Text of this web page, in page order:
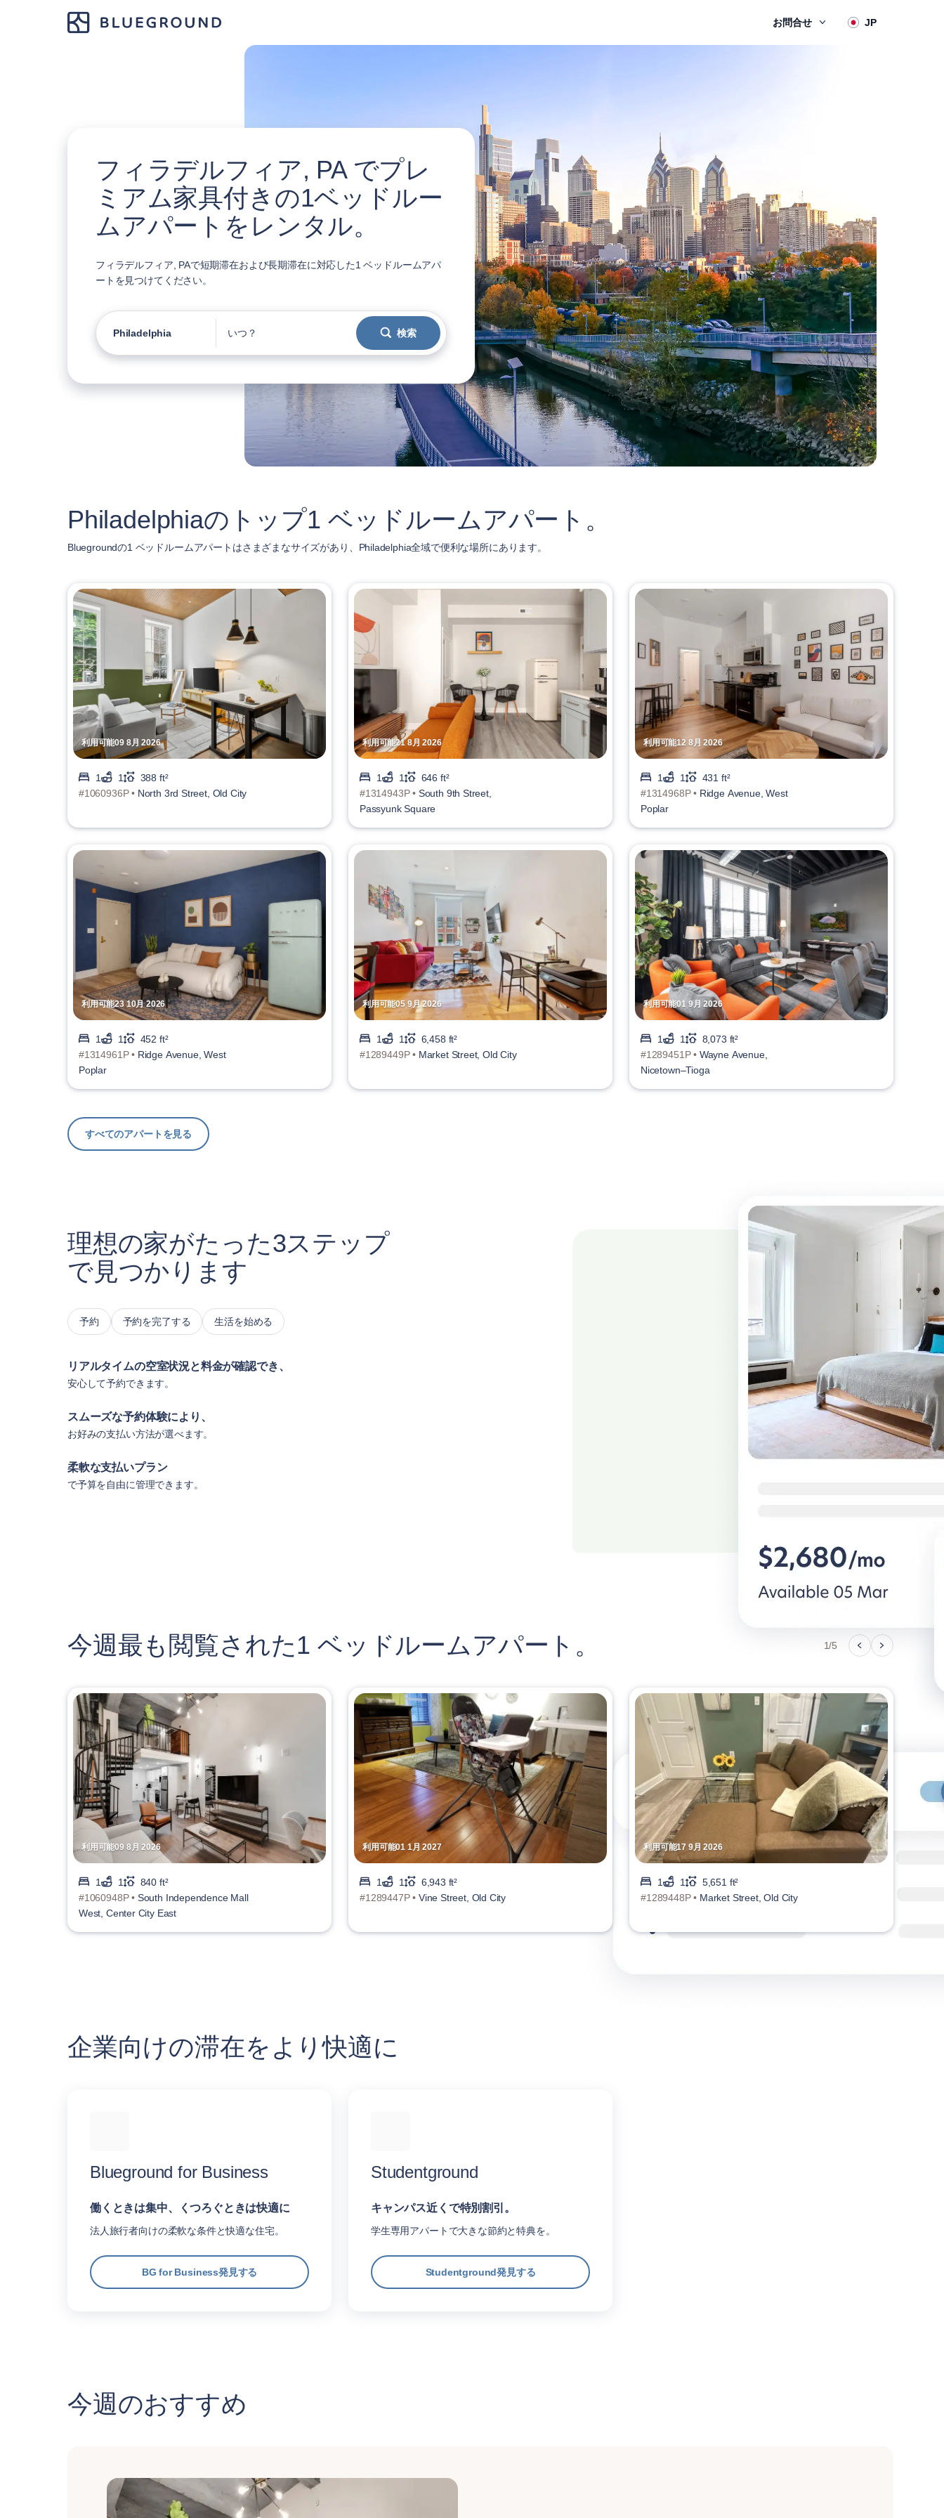
お問合せ JP
フィラデルフィア, PA でプレ
ミアム家具付きの1ベッドルー
ムアパートをレンタル。
フィラデルフィア, PAで短期滞在および長期滞在に対応した1 ベッドルームアパ
ートを見つけてください。
Philadelphia いつ？ 検索
Philadelphiaのトップ1 ベッドルームアパート。
Bluegroundの1 ベッドルームアパートはさまざまなサイズがあり、Philadelphia全域で便利な場所にあります。
利用可能09 8月 2026
1 1
388 ft²
#1060936P • North 3rd Street, Old City
利用可能21 8月 2026
1 1
646 ft²
#1314943P • South 9th Street,
Passyunk Square
利用可能12 8月 2026
1 1
431 ft²
#1314968P • Ridge Avenue, West
Poplar
利用可能23 10月 2026
1 1
452 ft²
#1314961P • Ridge Avenue, West
Poplar
利用可能05 9月 2026
1 1
6,458 ft²
#1289449P • Market Street, Old City
利用可能01 9月 2026
1 1
8,073 ft²
#1289451P • Wayne Avenue,
Nicetown–Tioga
すべてのアパートを見る
理想の家がたった3ステップ
で見つかります
予約 予約を完了する 生活を始める
リアルタイムの空室状況と料金が確認でき、
安心して予約できます。
スムーズな予約体験により、
お好みの支払い方法が選べます。
柔軟な支払いプラン
で予算を自由に管理できます。
今週最も閲覧された1 ベッドルームアパート。 1/5
利用可能09 8月 2026
1 1
840 ft²
#1060948P • South Independence Mall
West, Center City East
利用可能01 1月 2027
1 1
6,943 ft²
#1289447P • Vine Street, Old City
利用可能17 9月 2026
1 1
5,651 ft²
#1289448P • Market Street, Old City
企業向けの滞在をより快適に
Blueground for Business
働くときは集中、くつろぐときは快適に
法人旅行者向けの柔軟な条件と快適な住宅。
BG for Business発見する
Studentground
キャンパス近くで特別割引。
学生専用アパートで大きな節約と特典を。
Studentground発見する
今週のおすすめ